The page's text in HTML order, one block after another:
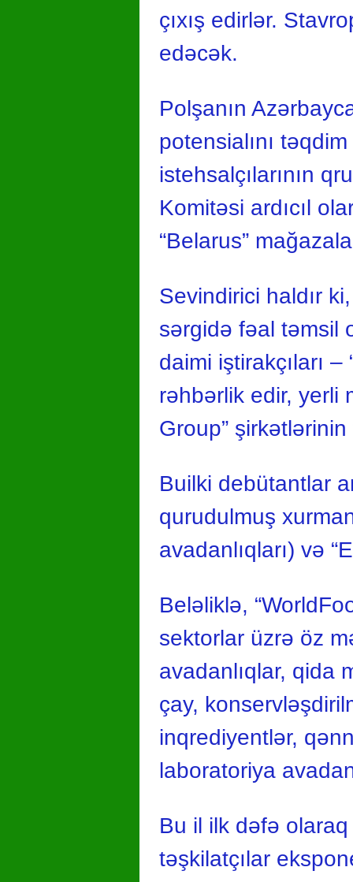
çıxış edirlər.
edəcək.
Polşanın
potensialını
istehsalçılarının
Komitəsi ardıcıl
“Belarus”
Sevindirici haldır
sərgidə fəal təmsil
daimi iştirakçıları
rəhbərlik edir, yerli
Group”
Builki debütantlar
qurudulmuş
avadanlıqları) və
Beləliklə,
sektorlar üzrə öz
avadanlıqlar, qida
çay,
inqrediyentlər,
laboratoriya
Bu il ilk dəfə
təşkilatçılar